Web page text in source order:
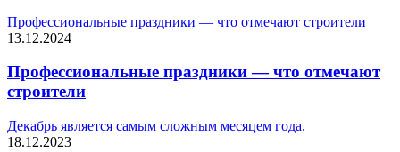
Профессиональные праздники — что отмечают строители
13.12.2024
Профессиональные праздники — что отмечают
строители
Декабрь является самым сложным месяцем года.
18.12.2023